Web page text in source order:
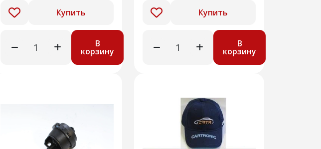
Купить
В
корзину
Купить
В
корзину